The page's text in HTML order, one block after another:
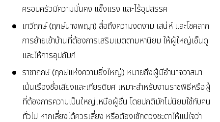
ครอบครัวมีความมั่นคง แข็งแรง และไร้อุปสรรค
เทวีฤกษ์ (ฤกษ์นางพญา) สื่อถึงความงดงาม เสน่ห์ และโชคลาภ
การย้ายเข้าบ้านที่ต้องการเสริมเมตตามหานิยม ให้ผู้ใหญ่เอ็นดู
และให้การอุปถัมภ์
ราชาฤกษ์ (ฤกษ์แห่งความยิ่งใหญ่) หมายถึงผู้มีอำนาจวาสนา
เน้นเรื่องชื่อเสียงและเกียรติยศ เหมาะสำหรับงานราชพิธีหรือผู้
ที่ต้องการความเป็นใหญ่เหนือผู้อื่น โดยปกติมักไม่นิยมใช้กับคน
ทั่วไป หากเลี่ยงได้ควรเลี่ยง หรือต้องเช็กดวงชะตาให้แน่ใจว่า